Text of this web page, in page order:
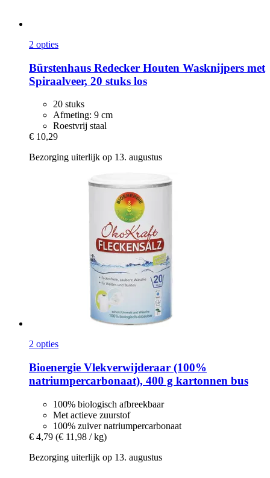
2 opties
Bürstenhaus Redecker Houten Wasknijpers met
Spiraalveer, 20 stuks los
20 stuks
Afmeting: 9 cm
Roestvrij staal
€ 10,29
Bezorging uiterlijk op 13. augustus
2 opties
Bioenergie Vlekverwijderaar (100%
natriumpercarbonaat), 400 g kartonnen bus
100% biologisch afbreekbaar
Met actieve zuurstof
100% zuiver natriumpercarbonaat
€ 4,79 (€ 11,98 / kg)
Bezorging uiterlijk op 13. augustus